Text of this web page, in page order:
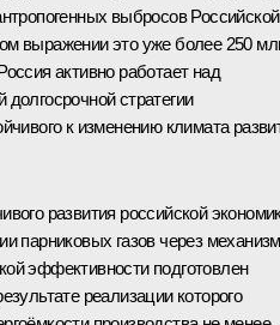
выбросов Российской
выражении это уже более 250
активно работает над
стратегии
к изменению климата
развития российской
парниковых газов через механизм
эффективности подготовлен
реализации которого